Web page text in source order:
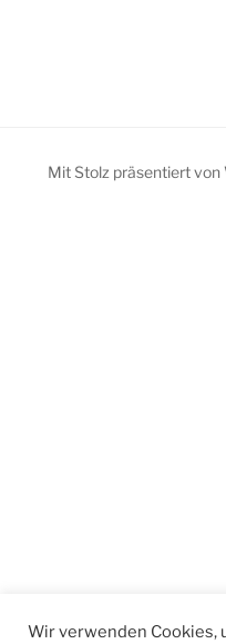
Mit Stolz präsentiert von
Wir verwenden Cookies,